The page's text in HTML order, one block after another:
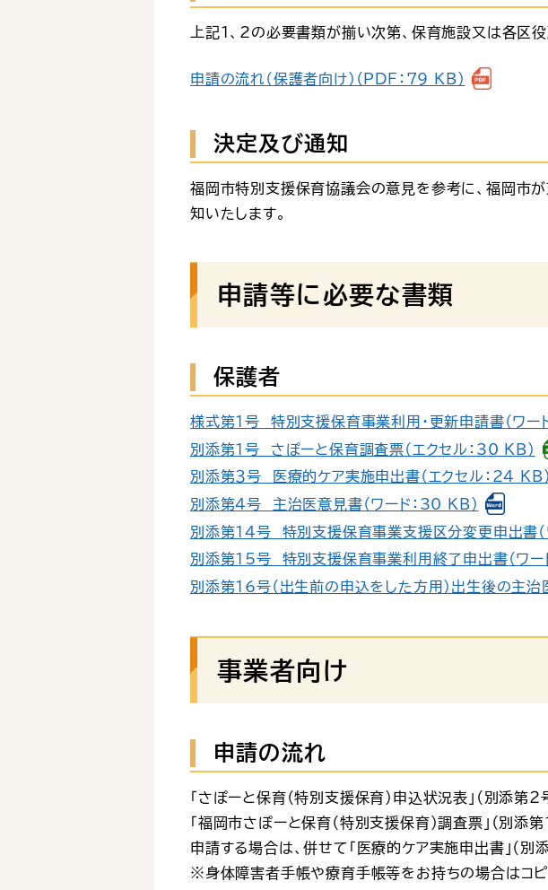
上記1、2の必要書類が揃い次第、保育施設又は各区
申請の流れ（保護者向け）（PDF：79 KB）
決定及び通知
福岡市特別支援保育協議会の意見を参考に、福岡市
知いたします。
申請等に必要な書類
保護者
様式第１号 特別支援保育事業利用・更新申請書（ワー
別添第１号 さぽーと保育調査票（エクセル：30 KB）
別添第３号 医療的ケア実施申出書（エクセル：24 KB）
別添第4号 主治医意見書（ワード：30 KB）
別添第14号 特別支援保育事業支援区分変更申出書（
別添第15号 特別支援保育事業利用終了申出書（ワー
別添第16号（出生前の申込をした方用）出生後の主治
事業者向け
申請の流れ
「さぽーと保育（特別支援保育）申込状況表」（別添第
「福岡市さぽーと保育（特別支援保育）調査票」（別
申請する場合は、併せて「医療的ケア実施申出書」（
※身体障害者手帳や療育手帳等をお持ちの場合はコ